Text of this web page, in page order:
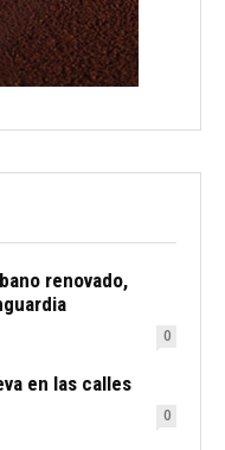
renovado,
0
en las calles
0